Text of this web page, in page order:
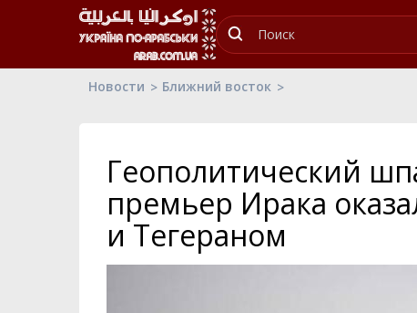
Новости Ближний восток
Геополитический
премьер Ирака
и Тегераном